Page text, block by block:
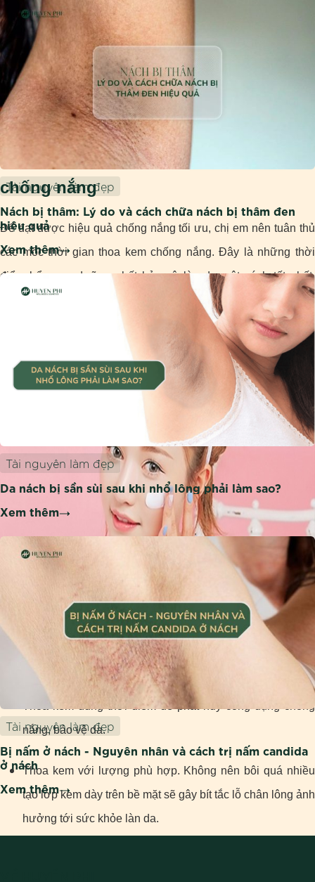
Sau khoảng 2h mỗi ngày cần dặm lại kem chống nắng để bảo
Những lưu ý về thời gian bôi kem
chống nắng
Để đạt được hiệu quả chống nắng tối ưu, chị em nên tuân thủ
các mốc thời gian thoa kem chống nắng. Đây là những thời
điểm bổ sung dưỡng chất bảo vệ làn da một cách tốt nhất.
Trong quá trình sử dụng cần lưu ý:
Thoa kem đúng thời điểm sẽ giúp bảo vệ da tối ưu
Thoa kem đúng thời điểm để phát huy công dụng chống
nắng, bảo vệ da.
Thoa kem với lượng phù hợp. Không nên bôi quá nhiều
tạo lớp kem dày trên bề mặt sẽ gây bít tắc lỗ chân lông ảnh
hưởng tới sức khỏe làn da.
Tài nguyên làm đẹp
Nách bị thâm: Lý do và cách chữa nách bị thâm đen
hiệu quả
Xem thêm
Tài nguyên làm đẹp
Da nách bị sần sùi sau khi nhổ lông phải làm sao?
Xem thêm
Tài nguyên làm đẹp
Bị nấm ở nách - Nguyên nhân và cách trị nấm candida
ở nách
Xem thêm